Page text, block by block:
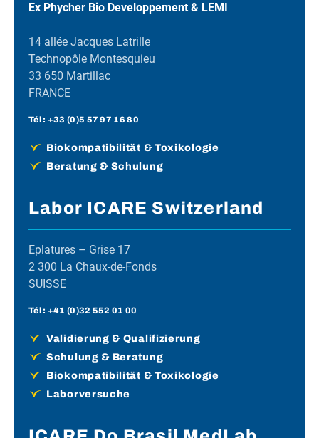
Ex Phycher Bio Developpement & LEMI
14 allée Jacques Latrille
Technopôle Montesquieu
33 650 Martillac
FRANCE
Tél : +33 (0)5 57 97 16 80
Biokompatibilität & Toxikologie
Beratung & Schulung
Labor ICARE Switzerland
Eplatures – Grise 17
2 300 La Chaux-de-Fonds
SUISSE
Tél : +41 (0)32 552 01 00
Validierung & Qualifizierung
Schulung & Beratung
Biokompatibilität & Toxikologie
Laborversuche